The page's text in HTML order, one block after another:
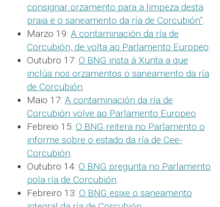
consignar orzamento para a limpeza desta
praia e o saneamento da ría de Corcubión”
Marzo 19: A contaminación da ría de
Corcubión, de volta ao Parlamento Europeo
Outubro 17: O BNG insta á Xunta a que
inclúa nos orzamentos o saneamento da ría
de Corcubión
Maio 17: A contaminación da ría de
Corcubión volve ao Parlamento Europeo
Febreio 15: O BNG reitera no Parlamento o
informe sobre o estado da ría de Cee-
Corcubión
Outubro 14: O BNG pregunta no Parlamento
pola ría de Corcubión
Febreiro 13: O BNG esixe o saneamento